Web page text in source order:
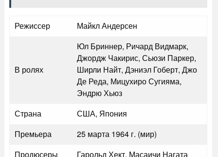
Режиссер Майкл Андерсен
В ролях
Юл Бриннер, Ричард Видмарк,
Джордж Чакирис, Сьюзи Паркер,
Ширли Найт, Дэниэл Гоберт, Джо
Де Реда, Мицухиро Сугияма,
Эндрю Хьюз
Страна
США, Япония
Премьера
25 марта 1964 г. (мир)
Продюсеры
Гарольд Хект, Масаичи Нагата